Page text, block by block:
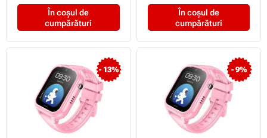
În coșul de
cumpărături
În coșul de
cumpărături
- 13% - 9%